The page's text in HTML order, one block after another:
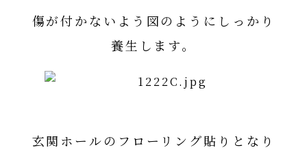
傷が付かないよう図のようにしっかり
養生します。
玄関ホールのフローリング貼りとなり